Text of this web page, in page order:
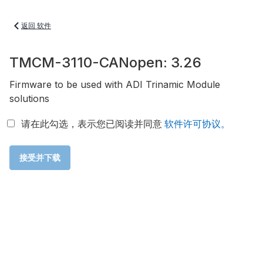
返回 软件
TMCM-3110-CANopen: 3.26
Firmware to be used with ADI Trinamic Module
solutions
请在此勾选，表示您已阅读并同意软件许可协议。
接受并下载